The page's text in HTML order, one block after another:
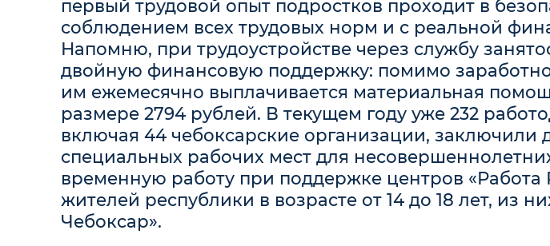
первый трудовой опыт подростков проходит в
соблюдением всех трудовых норм и с реальной
Напомню, при трудоустройстве через службу
двойную финансовую поддержку: помимо
им ежемесячно выплачивается материальная
размере 2794 рублей. В текущем году уже 232
включая 44 чебоксарские организации, заключили
специальных рабочих мест для
временную работу при поддержке центров «Работа
жителей республики в возрасте от 14 до 18 лет, из
Чебоксар».